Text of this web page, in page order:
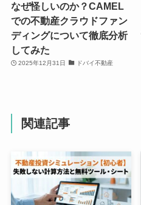
なぜ怪しいのか？CAMEL
での不動産クラウドファン
ディングについて徹底分析
してみた
2025年12月31日 ドバイ不動産
関連記事